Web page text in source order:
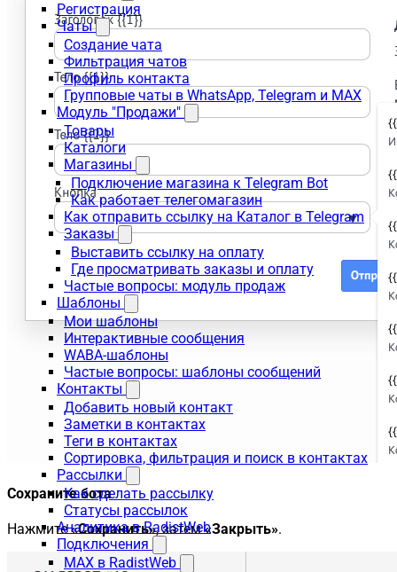
Регистрация
Чаты
Создание чата
Фильтрация чатов
Профиль контакта
Групповые чаты в WhatsApp, Telegram и MAX
Модуль "Продажи"
Товары
Каталоги
Магазины
Подключение магазина к Telegram Bot
Как работает телегомагазин
Как отправить ссылку на Каталог в Telegram
Заказы
Выставить ссылку на оплату
Где просматривать заказы и оплату
Частые вопросы: модуль продаж
Шаблоны
Мои шаблоны
Интерактивные сообщения
WABA-шаблоны
Частые вопросы: шаблоны сообщений
Контакты
Добавить новый контакт
Заметки в контактах
Теги в контактах
Сортировка, фильтрация и поиск в контактах
Рассылки
Как сделать рассылку
Статусы рассылок
Аналитика в RadistWeb
Подключения
MAX в RadistWeb
Сохраните бота
Нажмите«Сохранить», затем«Закрыть».